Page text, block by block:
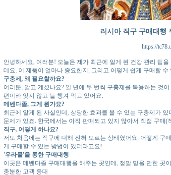
러시아 직구 구매대행
https://
안녕하세요, 여러분! 오늘은 제가 최근에 알게 된 건강 관리 팁
데요, 이 제품이 얼마나 중요한지, 그리고 어떻게 쉽게 구매할 수
구충제, 왜 필요할까요?
여러분, 알고 계셨나요? 일 년에 두 번씩 구충제를 복용하는 것
편이라 잊지 않고 늘 챙겨 먹고 있어요.
메벤다졸, 그게 뭔가요?
최근에 알게 된 사실인데, 상당한 효과를 볼 수 있는 구충제가
문제가 있죠. 한국에서는 아직 판매되고 있지 않아서 직접 구매(
직구, 어떻게 하나요?
저도 처음에는 직구에 대해 전혀 모르는 상태였어요. 어떻게 구
게 구매할 수 있는 방법이 있더라고요!
'우라몰'을 통한 구매대행
이곳은 메벤다졸 구매대행을 해주는 곳인데, 정말 믿을 만한 곳
충분한 고객 응대